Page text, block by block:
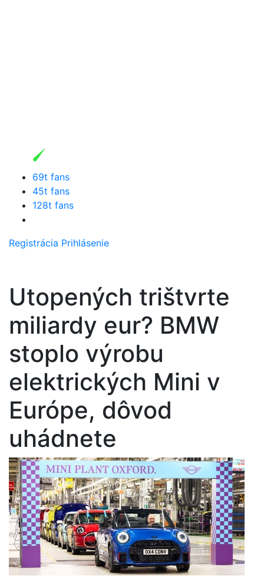
69t fans
45t fans
128t fans
Registrácia Prihlásenie
Utopených trištvrte
miliardy eur? BMW
stoplo výrobu
elektrických Mini v
Európe, dôvod
uhádnete